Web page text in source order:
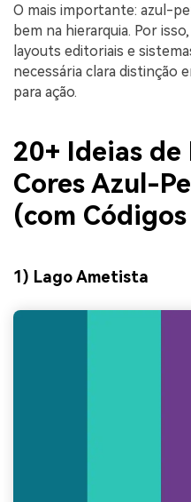
O mais importante: azul-
bem na hierarquia. Por
layouts editoriais e
necessária clara distinção
para ação.
20+ Ideias de
Cores Azul-
(com
1) Lago Ametista